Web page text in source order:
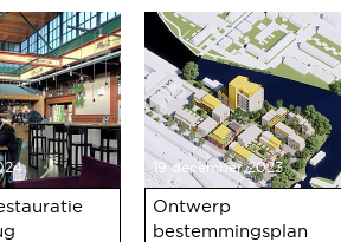
19 december 2023
Ontwerp
bestemmingsplan